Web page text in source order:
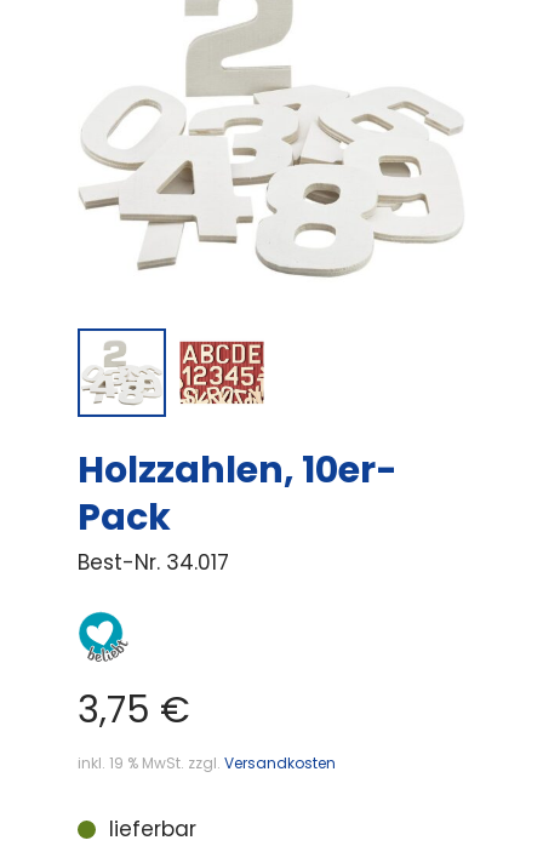
Holzzahlen, 10er-
Pack
Best-Nr. 34.017
3,75 €
inkl. 19 % MwSt. zzgl. Versandkosten
lieferbar